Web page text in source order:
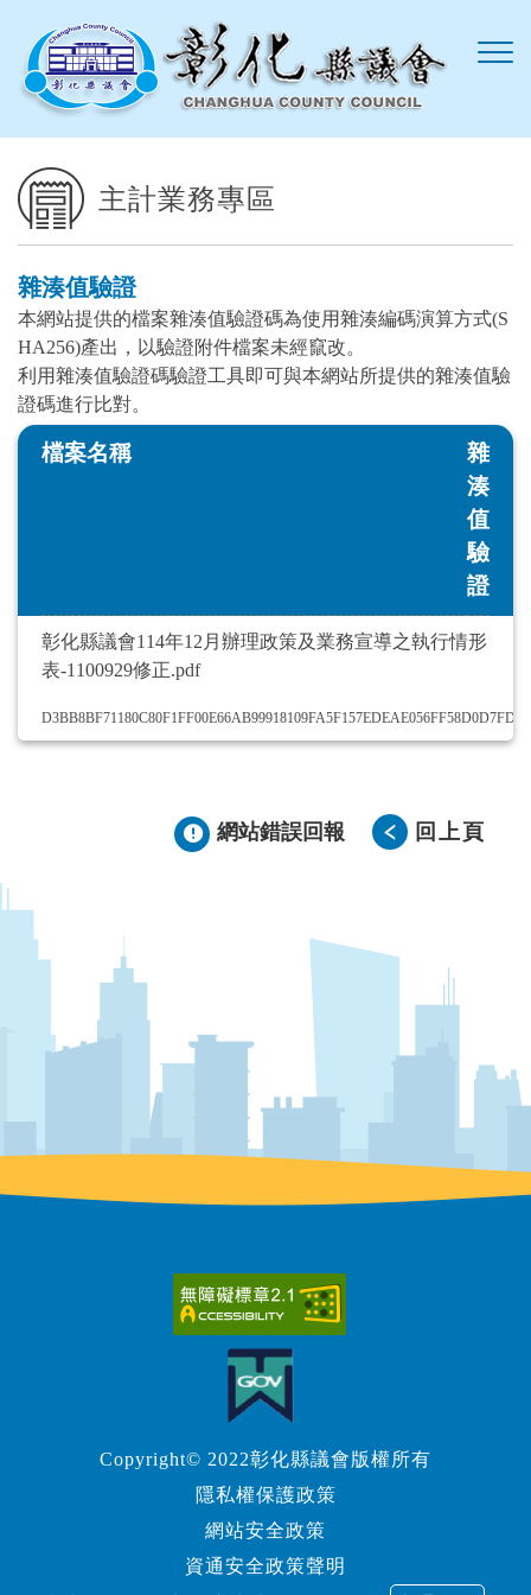
主計業務專區
雜湊值驗證
本網站提供的檔案雜湊值驗證碼為使用雜湊編碼演算方式(S
HA256)產出，以驗證附件檔案未經竄改。
利用雜湊值驗證碼驗證工具即可與本網站所提供的雜湊值驗
證碼進行比對。
檔案名稱
雜
湊
值
驗
證
彰化縣議會114年12月辦理政策及業務宣導之執行情形
表-1100929修正.pdf
網站錯誤回報 回上頁
Copyright© 2022彰化縣議會版權所有
隱私權保護政策
網站安全政策
資通安全政策聲明